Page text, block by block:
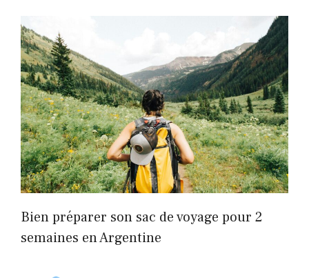
Bien préparer son sac de voyage pour 2
semaines en Argentine